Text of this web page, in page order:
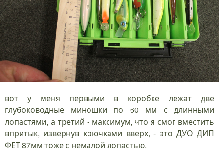
вот у меня первыми в коробке лежат две
глубоководные миношки по 60 мм с длинными
лопастями, а третий - максимум, что я смог вместить
впритык, извернув крючками вверх, - это ДУО ДИП
ФЕТ 87мм тоже с немалой лопастью.